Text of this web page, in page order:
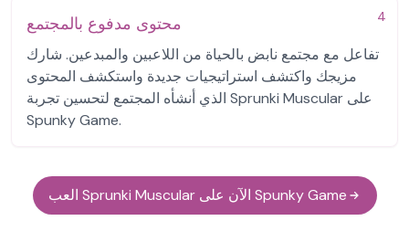
4 محتوى مدفوع بالمجتمع
تفاعل مع مجتمع نابض بالحياة من اللاعبين والمبدعين. شارك
مزيجك واكتشف استراتيجيات جديدة واستكشف المحتوى
الذي أنشأه المجتمع لتحسين تجربة Sprunki Muscular على
Spunky Game.
العب Sprunki Muscular الآن على Spunky Game